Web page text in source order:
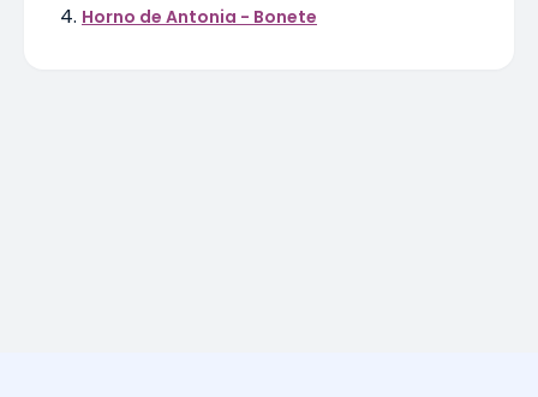
Horno de Antonia - Bonete